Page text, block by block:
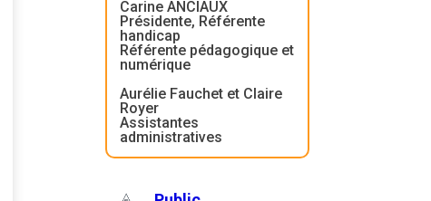
Carine ANCIAUX
Présidente, Référente
handicap
Référente pédagogique et
numérique
Aurélie Fauchet et Claire
Royer
Assistantes
administratives